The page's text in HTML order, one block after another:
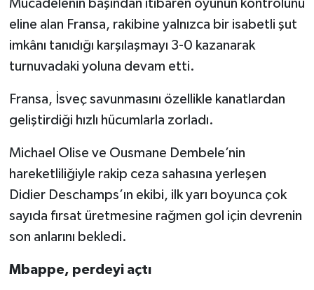
Mücadelenin başından itibaren oyunun kontrolünü
eline alan Fransa, rakibine yalnızca bir isabetli şut
imkânı tanıdığı karşılaşmayı 3-0 kazanarak
turnuvadaki yoluna devam etti.
Fransa, İsveç savunmasını özellikle kanatlardan
geliştirdiği hızlı hücumlarla zorladı.
Michael Olise ve Ousmane Dembele’nin
hareketliliğiyle rakip ceza sahasına yerleşen
Didier Deschamps’ın ekibi, ilk yarı boyunca çok
sayıda fırsat üretmesine rağmen gol için devrenin
son anlarını bekledi.
Mbappe, perdeyi açtı